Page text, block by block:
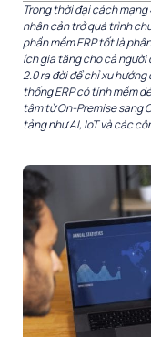
Trong thời đại cách
nhân cản trở quá trình
phần mềm ERP tốt là
ích gia tăng cho cả người
2.0 ra đời để chỉ xu
thống ERP cótính mềm
tâm từ On-Premise sang
tảng như AI, IoT và các